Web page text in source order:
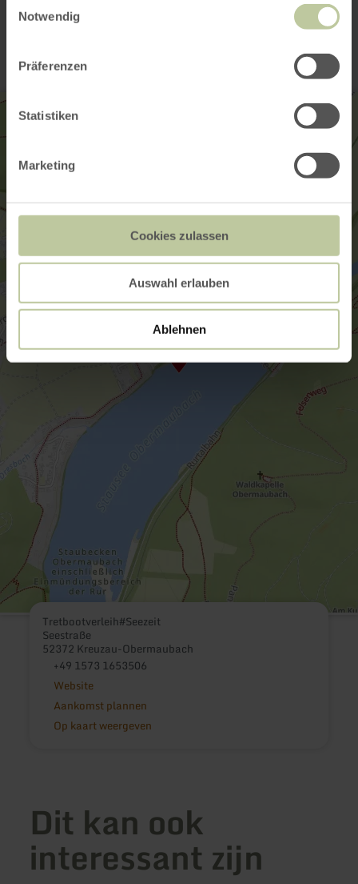
Notwendig
Präferenzen
Statistiken
Marketing
Cookies zulassen
Auswahl erlauben
Ablehnen
Contact
Tretbootverleih#Seezeit
Seestraße
52372 Kreuzau-Obermaubach
+49 1573 1653506
Website
Aankomst plannen
Op kaart weergeven
Dit kan ook
interessant zijn